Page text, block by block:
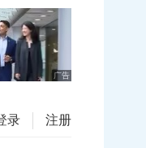
广告
录 注册